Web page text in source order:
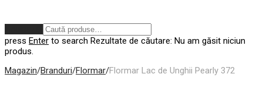
press Enter to search Rezultate de căutare: Nu am găsit niciun
produs.
Magazin/Branduri/Flormar/Flormar Lac de Unghii Pearly 372